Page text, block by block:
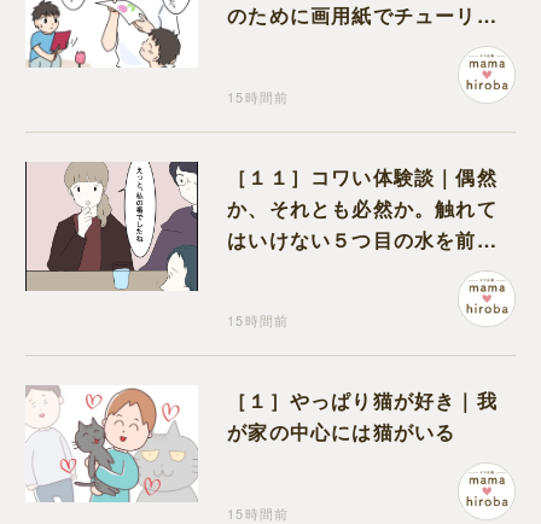
のために画用紙でチューリッ
プを作っていただけだった
15時間前
［１１］コワい体験談｜偶然
か、それとも必然か。触れて
はいけない５つ目の水を前に
15時間前
［１］やっぱり猫が好き｜我
が家の中心には猫がいる
15時間前